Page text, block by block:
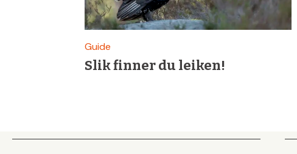
tiurleik
Fiske
Guide
Slik finner du leiken!